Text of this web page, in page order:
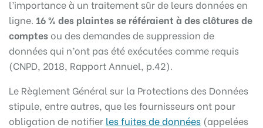
l’importance à un traitement sûr de leurs données en
ligne. 16 % des plaintes se référaient à des clôtures de
comptes ou des demandes de suppression de
données qui n’ont pas été exécutées comme requis
(CNPD, 2018, Rapport Annuel, p.42).
Le Règlement Général sur la Protections des Données
stipule, entre autres, que les fournisseurs ont pour
obligation de notifier les fuites de données (appelées